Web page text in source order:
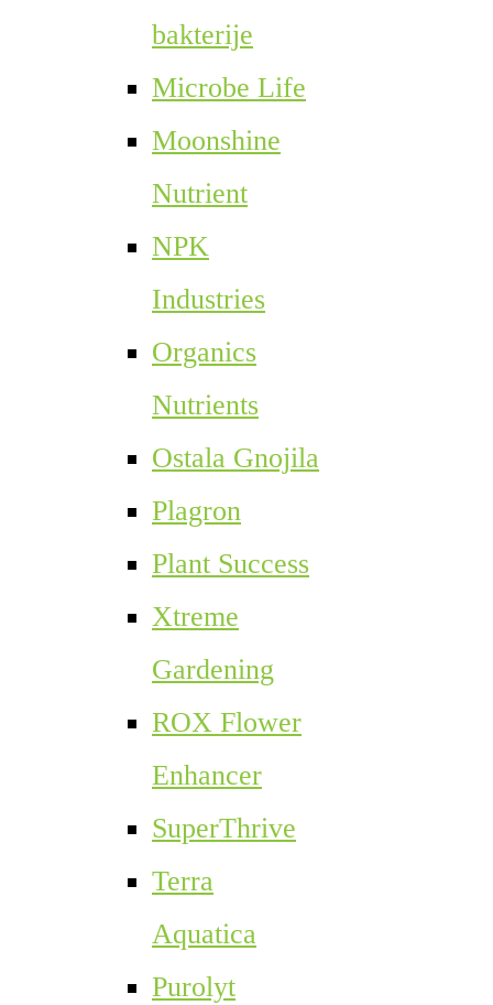
bakterije
Microbe Life
Moonshine
Nutrient
NPK
Industries
Organics
Nutrients
Ostala Gnojila
Plagron
Plant Success
Xtreme
Gardening
ROX Flower
Enhancer
SuperThrive
Terra
Aquatica
Purolyt